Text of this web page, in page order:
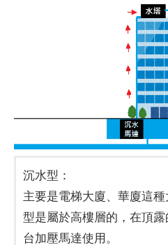
沉水型：
主要是電梯大廈、華廈這
型是屬於高樓層的，在頂
台加壓馬達使用。